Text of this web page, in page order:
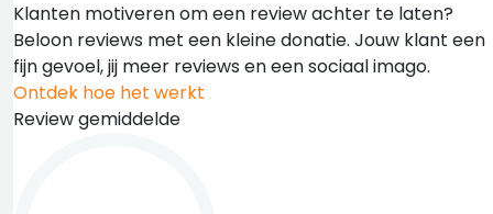
Klanten motiveren om een review achter te laten?
Beloon reviews met een kleine donatie. Jouw klant een
fijn gevoel, jij meer reviews en een sociaal imago.
Ontdek hoe het werkt
Review gemiddelde